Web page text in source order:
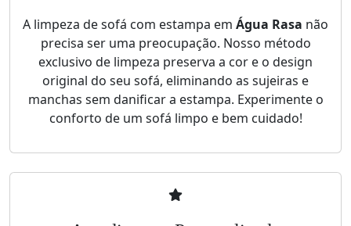
A limpeza de sofá com estampa em Água Rasa não
precisa ser uma preocupação. Nosso método
exclusivo de limpeza preserva a cor e o design
original do seu sofá, eliminando as sujeiras e
manchas sem danificar a estampa. Experimente o
conforto de um sofá limpo e bem cuidado!